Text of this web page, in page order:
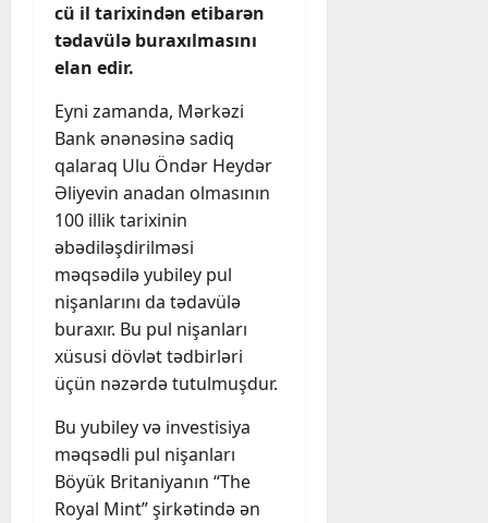
cü il tarixindən etibarən
tədavülə buraxılmasını
elan edir.
Eyni zamanda, Mərkəzi
Bank ənənəsinə sadiq
qalaraq Ulu Öndər Heydər
Əliyevin anadan olmasının
100 illik tarixinin
əbədiləşdirilməsi
məqsədilə yubiley pul
nişanlarını da tədavülə
buraxır. Bu pul nişanları
xüsusi dövlət tədbirləri
üçün nəzərdə tutulmuşdur.
Bu yubiley və investisiya
məqsədli pul nişanları
Böyük Britaniyanın “The
Royal Mint” şirkətində ən